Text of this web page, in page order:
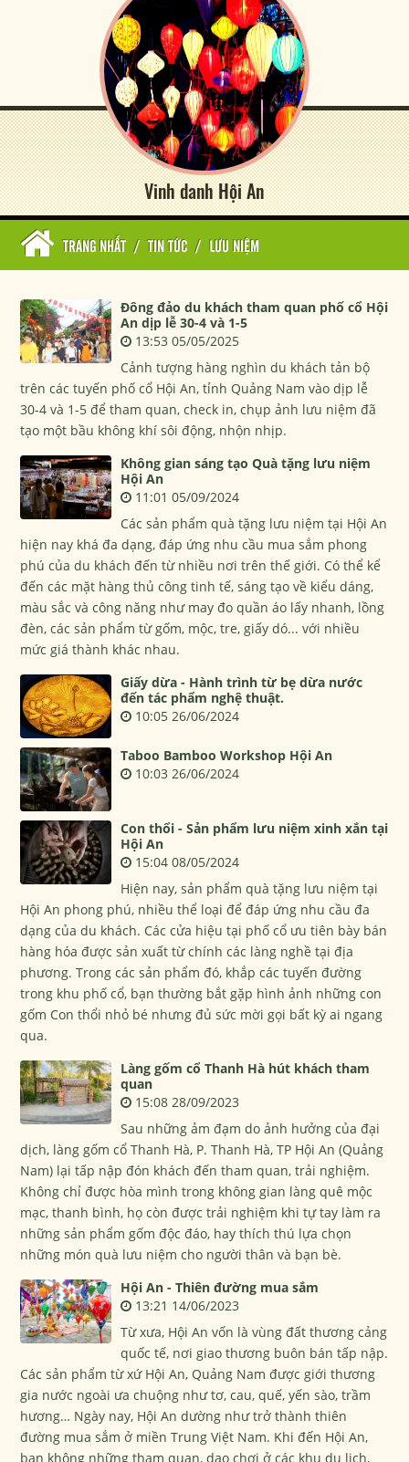
Vinh danh Hội An
TRANG NHẤT / TIN TỨC / LƯU NIỆM
Đông đảo du khách tham quan phố cổ Hội
An dịp lễ 30-4 và 1-5
13:53 05/05/2025
Cảnh tượng hàng nghìn du khách tản bộ
trên các tuyến phố cổ Hội An, tỉnh Quảng Nam vào dịp lễ
30-4 và 1-5 để tham quan, check in, chụp ảnh lưu niệm đã
tạo một bầu không khí sôi động, nhộn nhịp.
Không gian sáng tạo Quà tặng lưu niệm
Hội An
11:01 05/09/2024
Các sản phẩm quà tặng lưu niệm tại Hội An
hiện nay khá đa dạng, đáp ứng nhu cầu mua sắm phong
phú của du khách đến từ nhiều nơi trên thế giới. Có thể kể
đến các mặt hàng thủ công tinh tế, sáng tạo về kiểu dáng,
màu sắc và công năng như may đo quần áo lấy nhanh, lồng
đèn, các sản phẩm từ gốm, mộc, tre, giấy dó... với nhiều
mức giá thành khác nhau.
Giấy dừa - Hành trình từ bẹ dừa nước
đến tác phẩm nghệ thuật.
10:05 26/06/2024
Taboo Bamboo Workshop Hội An
10:03 26/06/2024
Con thổi - Sản phẩm lưu niệm xinh xắn tại
Hội An
15:04 08/05/2024
Hiện nay, sản phẩm quà tặng lưu niệm tại
Hội An phong phú, nhiều thể loại để đáp ứng nhu cầu đa
dạng của du khách. Các cửa hiệu tại phố cổ ưu tiên bày bán
hàng hóa được sản xuất từ chính các làng nghề tại địa
phương. Trong các sản phẩm đó, khắp các tuyến đường
trong khu phố cổ, bạn thường bắt gặp hình ảnh những con
gốm Con thổi nhỏ bé nhưng đủ sức mời gọi bất kỳ ai ngang
qua.
Làng gốm cổ Thanh Hà hút khách tham
quan
15:08 28/09/2023
Sau những ảm đạm do ảnh hưởng của đại
dịch, làng gốm cổ Thanh Hà, P. Thanh Hà, TP Hội An (Quảng
Nam) lại tấp nập đón khách đến tham quan, trải nghiệm.
Không chỉ được hòa mình trong không gian làng quê mộc
mạc, thanh bình, họ còn được trải nghiệm khi tự tay làm ra
những sản phẩm gốm độc đáo, hay thích thú lựa chọn
những món quà lưu niệm cho người thân và bạn bè.
Hội An - Thiên đường mua sắm
13:21 14/06/2023
Từ xưa, Hội An vốn là vùng đất thương cảng
quốc tế, nơi giao thương buôn bán tấp nập.
Các sản phẩm từ xứ Hội An, Quảng Nam được giới thương
gia nước ngoài ưa chuộng như tơ, cau, quế, yến sào, trầm
hương… Ngày nay, Hội An dường như trở thành thiên
đường mua sắm ở miền Trung Việt Nam. Khi đến Hội An,
bạn không những tham quan, dạo chơi ở các khu du lịch,